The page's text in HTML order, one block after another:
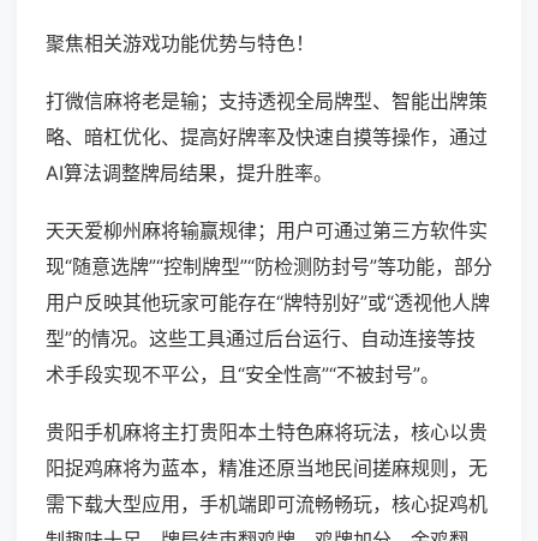
聚焦相关游戏功能优势与特色！
打微信麻将老是输；支持透视全局牌型、智能出牌策
略、暗杠优化、提高好牌率及快速自摸等操作，通过
AI算法调整牌局结果，提升胜率。
天天爱柳州麻将输赢规律；用户可通过第三方软件实
现“随意选牌”“控制牌型”“防检测防封号”等功能，部分
用户反映其他玩家可能存在“牌特别好”或“透视他人牌
型”的情况。这些工具通过后台运行、自动连接等技
术手段实现不平公，且“安全性高”“不被封号”。
贵阳手机麻将主打贵阳本土特色麻将玩法，核心以贵
阳捉鸡麻将为蓝本，精准还原当地民间搓麻规则，无
需下载大型应用，手机端即可流畅畅玩，核心捉鸡机